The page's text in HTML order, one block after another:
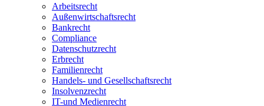
Arbeitsrecht
Außenwirtschaftsrecht
Bankrecht
Compliance
Datenschutzrecht
Erbrecht
Familienrecht
Handels- und Gesellschaftsrecht
Insolvenzrecht
IT-und Medienrecht